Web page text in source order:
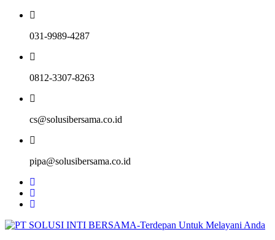
031-9989-4287
0812-3307-8263
cs@solusibersama.co.id
pipa@solusibersama.co.id